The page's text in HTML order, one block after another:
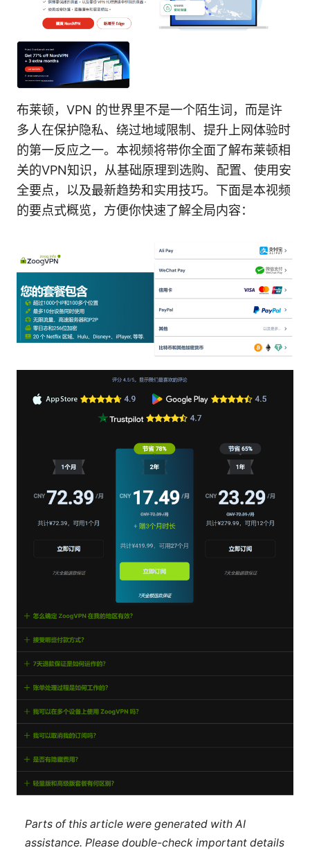
布莱顿，VPN 的世界里不是一个陌生词，而是许
多人在保护隐私、绕过地域限制、提升上网体验时
的第一反应之一。本视频将带你全面了解布莱顿相
关的VPN知识，从基础原理到选购、配置、使用安
全要点，以及最新趋势和实用技巧。下面是本视频
的要点式概览，方便你快速了解全局内容：
Parts of this article were generated with AI
assistance. Please double-check important details